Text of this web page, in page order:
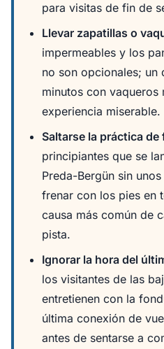
para visitas de fin de
Llevar zapatillas o
impermeables y los
no son opcionales; un
minutos con vaqueros
experiencia miserable.
Saltarse la práctica de
principiantes que se
Preda-Bergün sin
frenar con los pies en
causa más común de
pista.
Ignorar la hora del
los visitantes de las
entretienen con la
última conexión de
antes de sentarse a